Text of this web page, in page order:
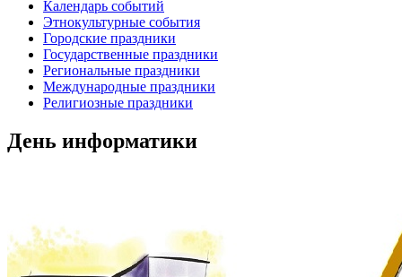
Календарь событий
Этнокультурные события
Городские праздники
Государственные праздники
Региональные праздники
Международные праздники
Религиозные праздники
День информатики